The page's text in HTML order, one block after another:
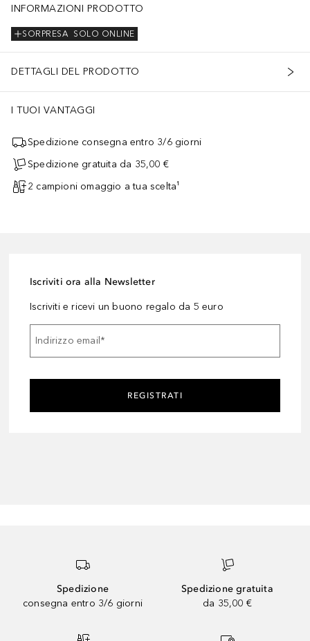
INFORMAZIONI PRODOTTO
SOLO ONLINE
SORPRESA
DETTAGLI DEL PRODOTTO
I TUOI VANTAGGI
Spedizione consegna entro 3/6 giorni
Spedizione gratuita da 35,00 €
2 campioni omaggio a tua scelta¹
Iscriviti ora alla Newsletter
Iscriviti e ricevi un buono regalo da 5 euro
Indirizzo email*
REGISTRATI
Spedizione
consegna entro 3/6 giorni
Spedizione gratuita
da 35,00 €